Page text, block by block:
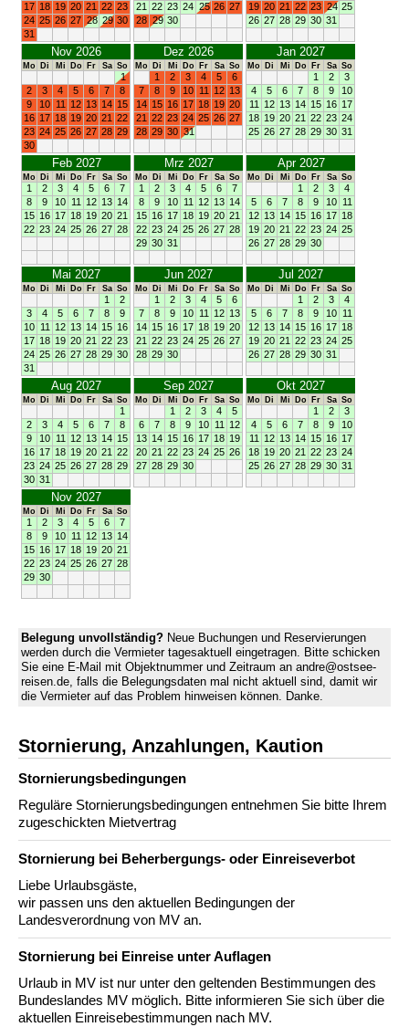
17 18 19 20 21 22 23
24 25 26 27 28 29 30
31
21 22 23 24 25 26 27
28 29 30
19 20 21 22 23 24 25
26 27 28 29 30 31
Nov 2026
Mo Di Mi Do Fr Sa So
1
2
3 4 5 6 7
8
9
10 11 12 13 14 15
16 17 18 19 20 21 22
23 24 25 26 27 28 29
30
Dez 2026
Mo Di Mi Do Fr Sa So
1 2 3 4 5
6
7
8 9 10 11 12 13
14 15 16 17 18 19 20
21 22 23 24 25 26 27
28 29 30 31
Jan 2027
Mo Di Mi Do Fr Sa So
1 2
3
4
5 6 7 8 9
10
11
12 13 14 15 16 17
18 19 20 21 22 23 24
25 26 27 28 29 30 31
Feb 2027
Mo Di Mi Do Fr Sa So
1 2 3 4 5 6
7
8
9 10 11 12 13 14
15 16 17 18 19 20 21
22 23 24 25 26 27 28
Mrz 2027
Mo Di Mi Do Fr Sa So
1 2 3 4 5 6
7
8
9 10 11 12 13 14
15 16 17 18 19 20 21
22 23 24 25 26 27 28
29 30 31
Apr 2027
Mo Di Mi Do Fr Sa So
1 2 3
4
5
6 7 8 9 10 11
12 13 14 15 16 17 18
19 20 21 22 23 24 25
26 27 28 29 30
Mai 2027
Mo Di Mi Do Fr Sa So
1
2
3
4 5 6 7 8
9
10 11 12 13 14 15 16
17 18 19 20 21 22 23
24 25 26 27 28 29 30
31
Jun 2027
Mo Di Mi Do Fr Sa So
1 2 3 4 5
6
7
8 9 10 11 12 13
14 15 16 17 18 19 20
21 22 23 24 25 26 27
28 29 30
Jul 2027
Mo Di Mi Do Fr Sa So
1 2 3
4
5
6 7 8 9 10 11
12 13 14 15 16 17 18
19 20 21 22 23 24 25
26 27 28 29 30 31
Aug 2027
Mo Di Mi Do Fr Sa So
1
2
3 4 5 6 7
8
9
10 11 12 13 14 15
16 17 18 19 20 21 22
23 24 25 26 27 28 29
30 31
Sep 2027
Mo Di Mi Do Fr Sa So
1 2 3 4
5
6
7 8 9 10 11
12
13 14 15 16 17 18 19
20 21 22 23 24 25 26
27 28 29 30
Okt 2027
Mo Di Mi Do Fr Sa So
1 2
3
4
5 6 7 8 9
10
11
12 13 14 15 16 17
18 19 20 21 22 23 24
25 26 27 28 29 30 31
Nov 2027
Mo Di Mi Do Fr Sa So
1 2 3 4 5 6
7
8
9 10 11 12 13 14
15 16 17 18 19 20 21
22 23 24 25 26 27 28
29 30
Belegung unvollständig? Neue Buchungen und Reservierungen
werden durch die Vermieter tagesaktuell eingetragen. Bitte schicken
Sie eine E-Mail mit Objektnummer und Zeitraum an andre@ostsee-
reisen.de, falls die Belegungsdaten mal nicht aktuell sind, damit wir
die Vermieter auf das Problem hinweisen können. Danke.
Stornierung, Anzahlungen, Kaution
Stornierungs­bedingungen
Reguläre Stornierungsbedingungen entnehmen Sie bitte Ihrem
zugeschickten Mietvertrag
Stornierung bei Beherbergungs- oder Einreiseverbot
Liebe Urlaubsgäste,
wir passen uns den aktuellen Bedingungen der
Landesverordnung von MV an.
Stornierung bei Einreise unter Auflagen
Urlaub in MV ist nur unter den geltenden Bestimmungen des
Bundeslandes MV möglich. Bitte informieren Sie sich über die
aktuellen Einreisebestimmungen nach MV.